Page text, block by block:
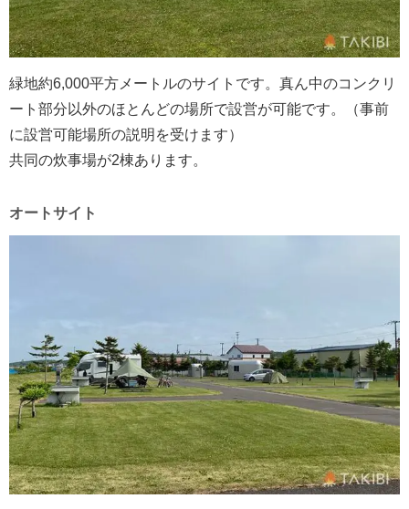
緑地約6,000平方メートルのサイトです。真ん中のコンクリ
ート部分以外のほとんどの場所で設営が可能です。（事前
に設営可能場所の説明を受けます）
共同の炊事場が2棟あります。
オートサイト